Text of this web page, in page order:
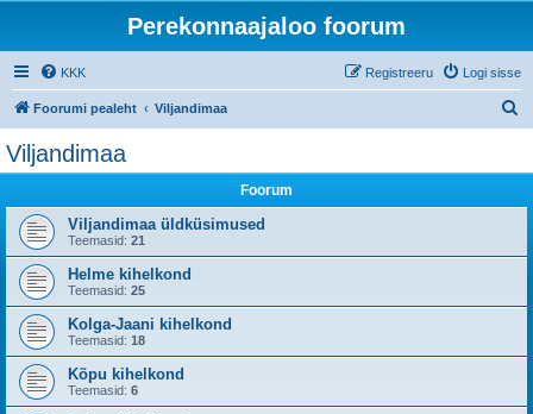
Perekonnaajaloo foorum
KKK Logi sisse
Registreeru
Foorumi pealeht Viljandimaa
Viljandimaa
Foorum
Viljandimaa üldküsimused
Teemasid: 21
Helme kihelkond
Teemasid: 25
Kolga-Jaani kihelkond
Teemasid: 18
Kõpu kihelkond
Teemasid: 6